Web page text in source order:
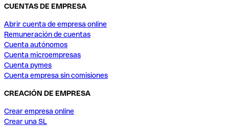
CUENTAS DE EMPRESA
Abrir cuenta de empresa online
Remuneración de cuentas
Cuenta autónomos
Cuenta microempresas
Cuenta pymes
Cuenta empresa sin comisiones
CREACIÓN DE EMPRESA
Crear empresa online
Crear una SL